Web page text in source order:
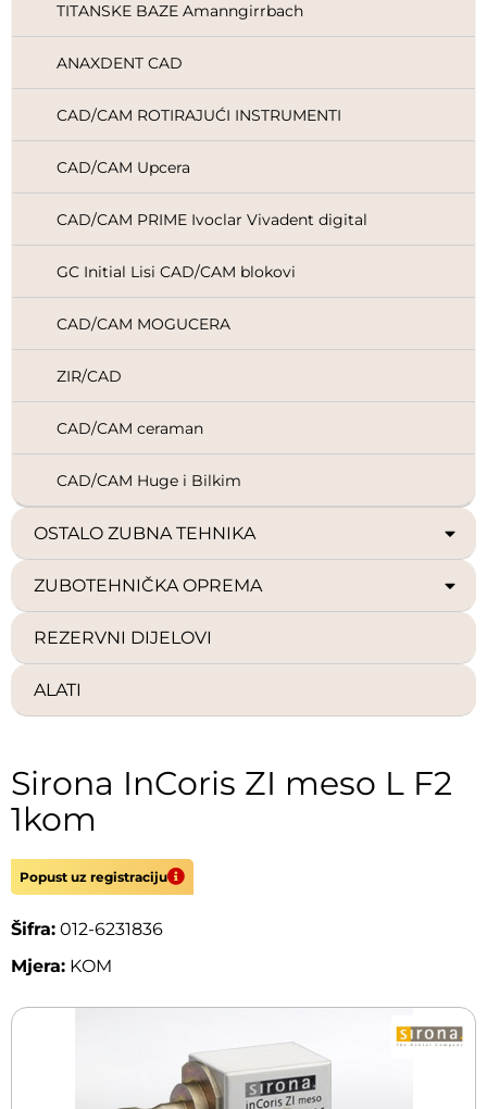
TITANSKE BAZE Amanngirrbach
ANAXDENT CAD
CAD/CAM ROTIRAJUĆI INSTRUMENTI
CAD/CAM Upcera
CAD/CAM PRIME Ivoclar Vivadent digital
GC Initial Lisi CAD/CAM blokovi
CAD/CAM MOGUCERA
ZIR/CAD
CAD/CAM ceraman
CAD/CAM Huge i Bilkim
OSTALO ZUBNA TEHNIKA
ZUBOTEHNIČKA OPREMA
REZERVNI DIJELOVI
ALATI
Sirona InCoris ZI meso L F2
1kom
Popust uz registraciju
Šifra: 012-6231836
Mjera: KOM